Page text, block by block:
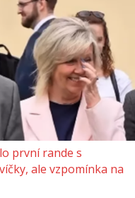
první rande s
ale vzpomínka na